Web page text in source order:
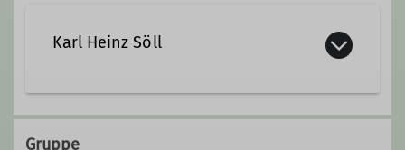
Karl Heinz Söll
Gruppe